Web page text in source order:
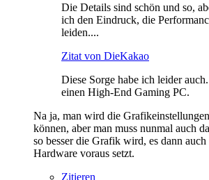
Die Details sind schön und so,
ich den Eindruck, die
leiden....
Zitat von DieKakao
Diese Sorge habe ich leider
einen High-End Gaming PC.
Na ja, man wird die
können, aber man muss nunmal auch
so besser die Grafik wird, es dann auch
Hardware voraus setzt.
Zitieren